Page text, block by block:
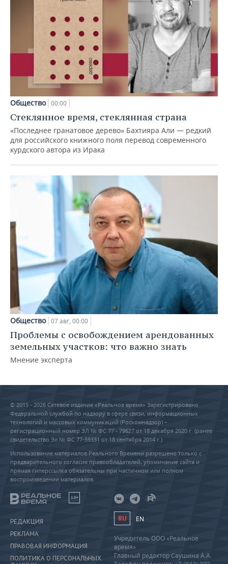
Общество 00:00
Стеклянное время, стеклянная страна
«Последнее гранатовое дерево» Бахтияра Али — редкий
для российского книжного поля перевод современного
курдского автора из Ирака
Общество 07 авг, 00:00
Проблемы с освобождением арендованных
земельных участков: что важно знать
Мнение эксперта
© 2015 - 2026 Сетевое издание «Реальное время» Зарегистрировано
Федеральной службой по надзору в сфере связи, информационных
технологий и массовых коммуникаций (Роскомнадзор) –
регистрационный номер ЭЛ № ФС 77 - 79627 от 18 декабря 2020 г. (ранее
свидетельство Эл № ФС 77-59331 от 18 сентября 2014 г.)
Использование материалов Реального Времени разрешено только с
предварительного согласия правообладателей, упоминание сайта и
прямая гиперссылка обязательны при частичном или полном
воспроизведении материалов.
18+
РЕДАКЦИЯ
РЕКЛАМА
ПРАВОВАЯ ИНФОРМАЦИЯ
ПОЛИТИКА О ПЕРСОНАЛЬНЫХ
RU EN
Учредитель ООО «Реальное
время»
Главный редактор Саушина А.А.